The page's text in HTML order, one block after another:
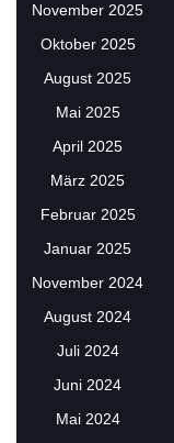
November 2025
Oktober 2025
August 2025
Mai 2025
April 2025
März 2025
Februar 2025
Januar 2025
November 2024
August 2024
Juli 2024
Juni 2024
Mai 2024